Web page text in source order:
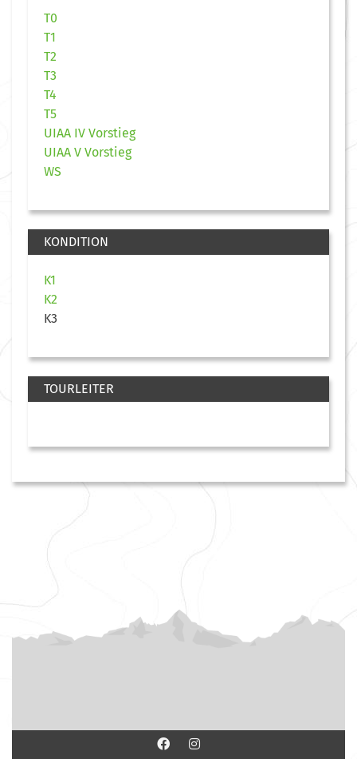
T0
T1
T2
T3
T4
T5
UIAA IV Vorstieg
UIAA V Vorstieg
WS
KONDITION
K1
K2
K3
TOURLEITER